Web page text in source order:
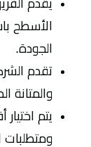
يقدم
الأسطح
الجودة.
تقدم
والمتانة
يتم
ومتطلبات